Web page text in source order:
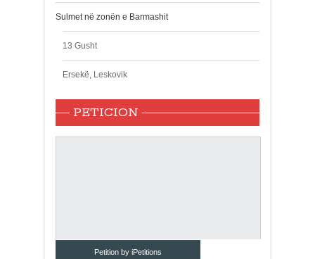
Sulmet në zonën e Barmashit
13 Gusht
Ersekë, Leskovik
PETICION
Petition by iPetitions